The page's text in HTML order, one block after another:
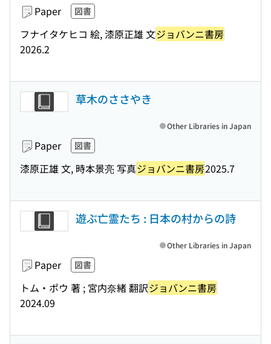
Paper 図書
フナイタケヒコ 絵, 漆原正雄 文ジョバンニ書房
2026.2
草木のささやき
Paper 図書
漆原正雄 文, 時本景亮 写真ジョバンニ書房2025.7
Other Libraries in Japan
遊ぶ亡霊たち : 日本の村からの詩
Paper 図書
トム・ポウ 著 ; 宮内奈緒 翻訳ジョバンニ書房
2024.09
Other Libraries in Japan